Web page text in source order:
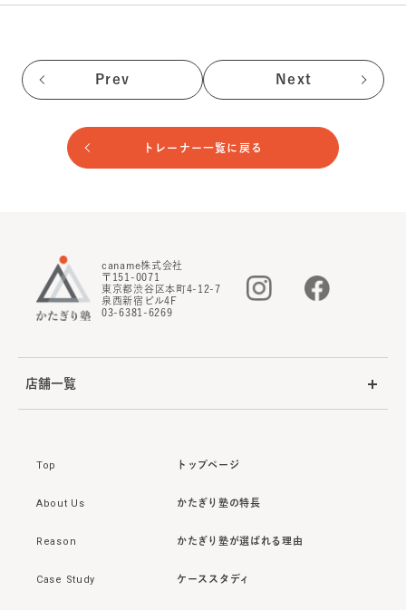
Prev Next
トレーナー一覧に戻る
caname株式会社
〒151-0071
東京都渋谷区本町4-12-7
泉西新宿ビル4F
03-6381-6269
店舗一覧
Top トップページ
About Us かたぎり塾の特長
Reason かたぎり塾が選ばれる理由
Case Study ケーススタディ